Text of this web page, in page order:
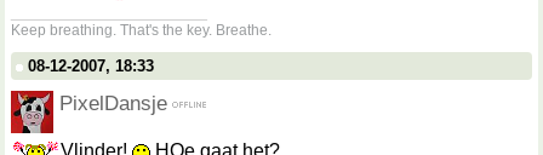
Keep breathing. That's the key. Breathe.
08-12-2007, 18:33
PixelDansje